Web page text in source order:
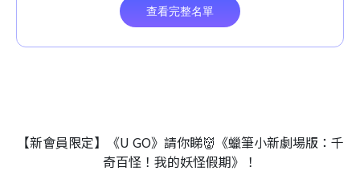
【新會員限定】《U GO》請你睇👹《蠟筆小新劇場版：千
奇百怪！我的妖怪假期》！